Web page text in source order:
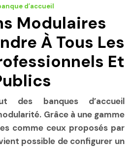
Modulaires
À Tous Les
Et
des banques d’accueil
Grâce à une gamme
comme ceux proposés par
possible de configurer un